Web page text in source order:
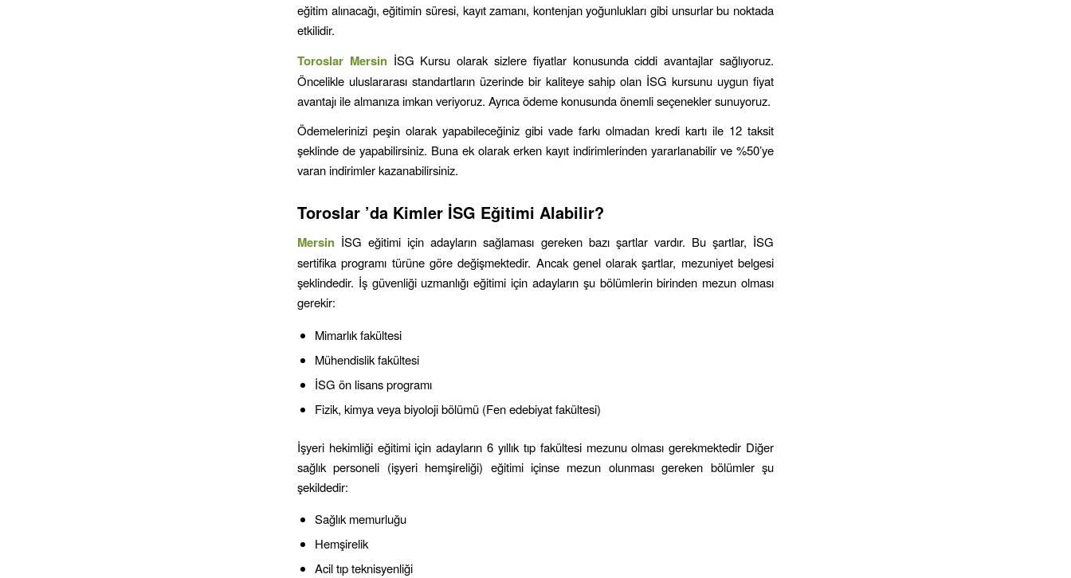
eğitim alınacağı, eğitimin süresi, kayıt zamanı, kontenjan yoğunlukları gibi unsurlar bu noktada
etkilidir.
Toroslar Mersin İSG Kursu olarak sizlere fiyatlar konusunda ciddi avantajlar sağlıyoruz.
Öncelikle uluslararası standartların üzerinde bir kaliteye sahip olan İSG kursunu uygun fiyat
avantajı ile almanıza imkan veriyoruz. Ayrıca ödeme konusunda önemli seçenekler sunuyoruz.
Ödemelerinizi peşin olarak yapabileceğiniz gibi vade farkı olmadan kredi kartı ile 12 taksit
şeklinde de yapabilirsiniz. Buna ek olarak erken kayıt indirimlerinden yararlanabilir ve %50’ye
varan indirimler kazanabilirsiniz.
Toroslar ’da Kimler İSG Eğitimi Alabilir?
Mersin İSG eğitimi için adayların sağlaması gereken bazı şartlar vardır. Bu şartlar, İSG
sertifika programı türüne göre değişmektedir. Ancak genel olarak şartlar, mezuniyet belgesi
şeklindedir. İş güvenliği uzmanlığı eğitimi için adayların şu bölümlerin birinden mezun olması
gerekir:
Mimarlık fakültesi
Mühendislik fakültesi
İSG ön lisans programı
Fizik, kimya veya biyoloji bölümü (Fen edebiyat fakültesi)
İşyeri hekimliği eğitimi için adayların 6 yıllık tıp fakültesi mezunu olması gerekmektedir Diğer
sağlık personeli (işyeri hemşireliği) eğitimi içinse mezun olunması gereken bölümler şu
şekildedir:
Sağlık memurluğu
Hemşirelik
Acil tıp teknisyenliği